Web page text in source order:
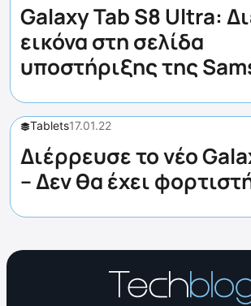
Galaxy Tab S8 Ultra:
εικόνα στη σελίδα
υποστήριξης της
Tablets17.01.22
Διέρρευσε το νέο
– Δεν θα έχει